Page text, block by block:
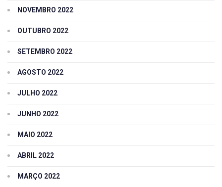
NOVEMBRO 2022
OUTUBRO 2022
SETEMBRO 2022
AGOSTO 2022
JULHO 2022
JUNHO 2022
MAIO 2022
ABRIL 2022
MARÇO 2022